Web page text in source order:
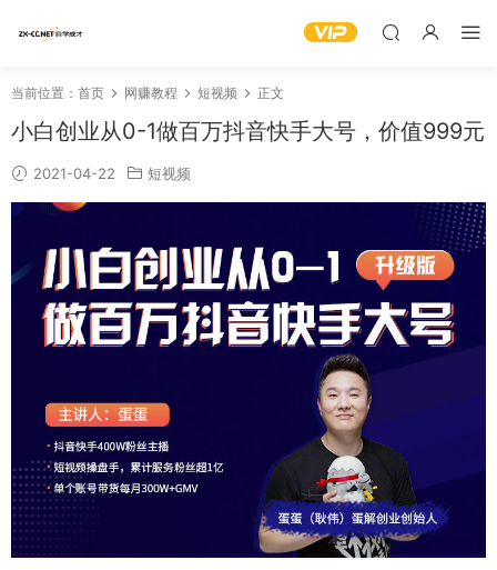
当前位置： 首页 网赚教程 短视频 正文
小白创业从0-1做百万抖音快手大号，价值999元
2021-04-22 短视频